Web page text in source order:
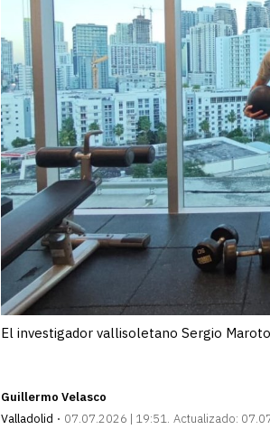
El investigador vallisoletano Sergio
Guillermo Velasco
Valladolid
07.07.2026 | 19:51 Actualizado: